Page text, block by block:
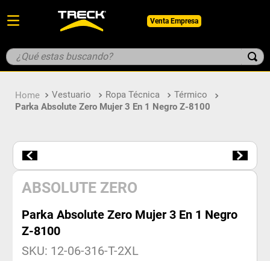
Venta Empresa
¿Qué estas buscando?
Vestuario Ropa Técnica
Térmico
Parka Absolute Zero Mujer 3 En 1 Negro Z-8100
ABSOLUTE ZERO
Parka Absolute Zero Mujer 3 En 1 Negro
Z-8100
SKU: 12-06-316-T-2XL
1. botin
5. casco